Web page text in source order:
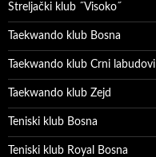
Streljački klub ˝Visoko˝
Taekwando klub Bosna
Taekwando klub Crni labudovi
Taekwando klub Zejd
Teniski klub Bosna
Teniski klub Royal Bosna